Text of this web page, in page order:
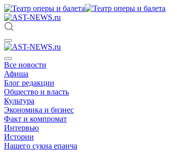
Все новости
Афиша
Блог редакции
Общество и власть
Культура
Экономика и бизнес
Факт и компромат
Интервью
Истории
Нашего сукна епанча